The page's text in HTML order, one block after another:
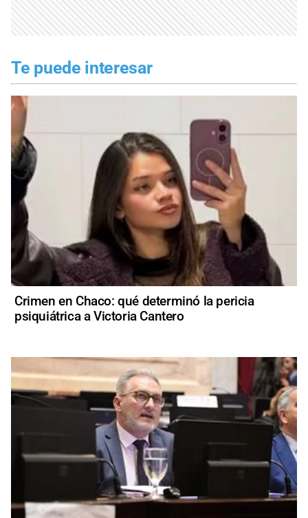
Te puede interesar
Crimen en Chaco: qué determinó la pericia
psiquiátrica a Victoria Cantero